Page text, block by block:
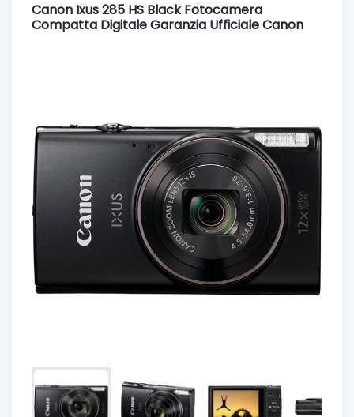
Canon Ixus 285 HS Black Fotocamera
Compatta Digitale Garanzia Ufficiale Canon